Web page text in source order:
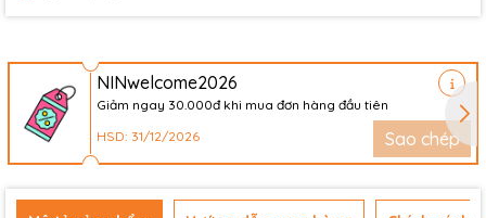
NINwelcome2026
Giảm ngay 30.000đ khi mua đơn hàng đầu tiên
HSD: 31/12/2026
Sao chép